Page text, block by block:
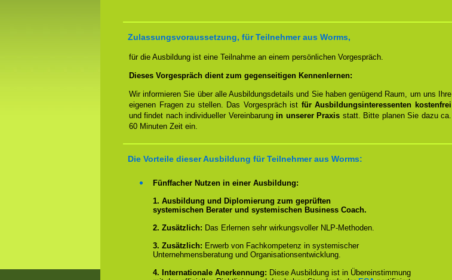
Zulassungsvoraussetzung, für Teilnehmer aus Worms,
für die Ausbildung ist eine Teilnahme an einem persönlichen Vorgespräch.
Dieses Vorgespräch dient zum gegenseitigen Kennenlernen:
Wir informieren Sie über alle Ausbildungsdetails und Sie haben genügend Raum, um uns Ihre
eigenen Fragen zu stellen. Das Vorgespräch ist für Ausbildungsinteressenten kostenfrei
und findet nach individueller Vereinbarung in unserer Praxis statt. Bitte planen Sie dazu ca.
60 Minuten Zeit ein.
Die Vorteile dieser Ausbildung für Teilnehmer aus Worms:
Fünffacher Nutzen in einer Ausbildung:
1. Ausbildung und Diplomierung zum geprüften
systemischen Berater und systemischen Business Coach.
2. Zusätzlich: Das Erlernen sehr wirkungsvoller NLP-Methoden.
3. Zusätzlich: Erwerb von Fachkompetenz in systemischer
Unternehmensberatung und Organisationsentwicklung.
4. Internationale Anerkennung: Diese Ausbildung ist in Übereinstimmung